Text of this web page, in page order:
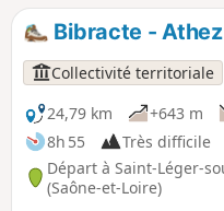
Bibracte - Athez
Collectivité territoriale
24,79 km
+643 m
8h 55
Très difficile
Départ à Saint-Léger-
(Saône-et-Loire)